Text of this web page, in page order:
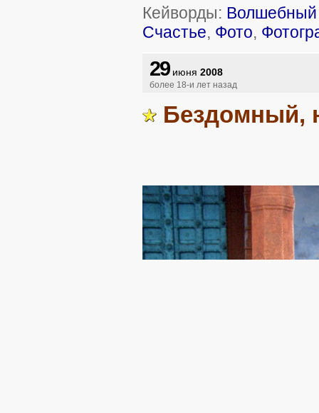
Кейворды: Волшебный
Счастье, Фото,
29июня 2008
более 18-и лет назад
Бездомный,